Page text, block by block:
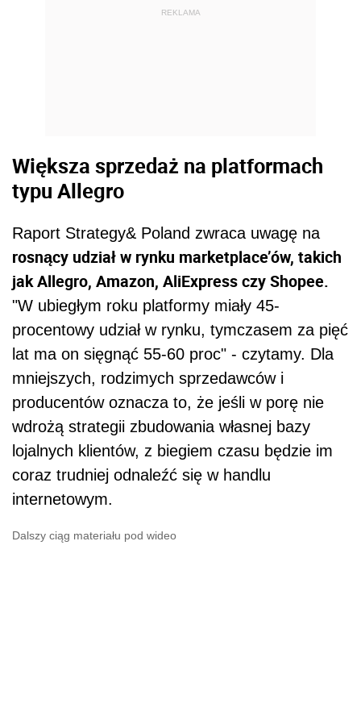
REKLAMA
Większa sprzedaż na platformach
typu Allegro
Raport Strategy& Poland zwraca uwagę na
rosnący udział w rynku marketplace’ów, takich
jak Allegro, Amazon, AliExpress czy Shopee.
"W ubiegłym roku platformy miały 45-
procentowy udział w rynku, tymczasem za pięć
lat ma on sięgnąć 55-60 proc" - czytamy. Dla
mniejszych, rodzimych sprzedawców i
producentów oznacza to, że jeśli w porę nie
wdrożą strategii zbudowania własnej bazy
lojalnych klientów, z biegiem czasu będzie im
coraz trudniej odnaleźć się w handlu
internetowym.
Dalszy ciąg materiału pod wideo